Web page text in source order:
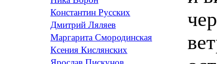
Константин Русских
Дмитрий Ляляев
Маргарита Смородинская
Ксения Кислянских